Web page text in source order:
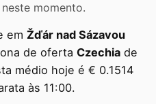
momento.
em Žďár nad Sázavou
de oferta Czechia de
médio hoje é € 0.1514
às 11:00.